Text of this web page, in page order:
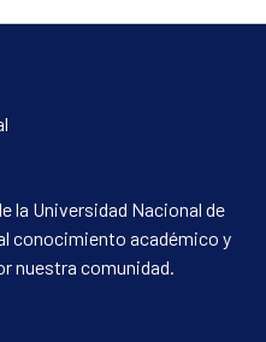
la Universidad Nacional de
conocimiento académico y
nuestra comunidad.